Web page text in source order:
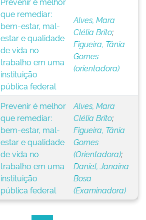
que remediar:
bem-estar, mal-
estar e qualidade
de vida no
trabalho em uma
instituição
pública federal
Alves, Mara
Clélia Brito;
Figueira, Tânia
Gomes
(orientadora)
Prevenir é melhor
que remediar:
bem-estar, mal-
estar e qualidade
de vida no
trabalho em uma
instituição
pública federal
Alves, Mara
Clélia Brito;
Figueira, Tânia
Gomes
(Orientadora);
Daniel, Janaína
Bosa
(Examinadora)